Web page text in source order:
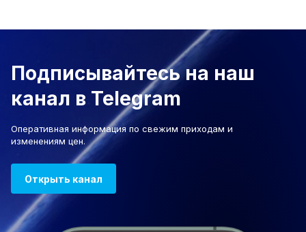
Подписывайтесь на наш
канал в Telegram
Оперативная информация по свежим приходам и
изменениям цен.
Открыть канал